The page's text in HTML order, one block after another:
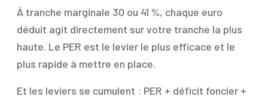
À tranche marginale 30 ou 41 %, chaque euro
déduit agit directement sur votre tranche la plus
haute. Le PER est le levier le plus efficace et le
plus rapide à mettre en place.
Et les leviers se cumulent : PER + déficit foncier +